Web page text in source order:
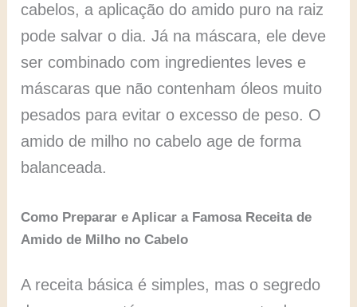
cabelos, a aplicação do amido puro na raiz
pode salvar o dia. Já na máscara, ele deve
ser combinado com ingredientes leves e
máscaras que não contenham óleos muito
pesados para evitar o excesso de peso. O
amido de milho no cabelo age de forma
balanceada.
Como Preparar e Aplicar a Famosa Receita de
Amido de Milho no Cabelo
A receita básica é simples, mas o segredo